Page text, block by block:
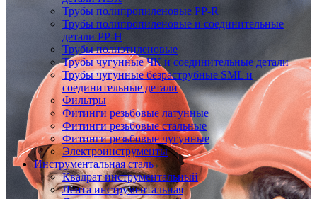
Трубы полипропиленовые PP-R
Трубы полипропиленовые и соединительные
детали PP-H
Трубы полиэтиленовые
Трубы чугунные ЧК и соединительные детали
Трубы чугунные безраструбные SML и
соединительные детали
Фильтры
Фитинги резьбовые латунные
Фитинги резьбовые стальные
Фитинги резьбовые чугунные
Электроинструменты
Инструментальная сталь
Квадрат инструментальный
Лента инструментальная